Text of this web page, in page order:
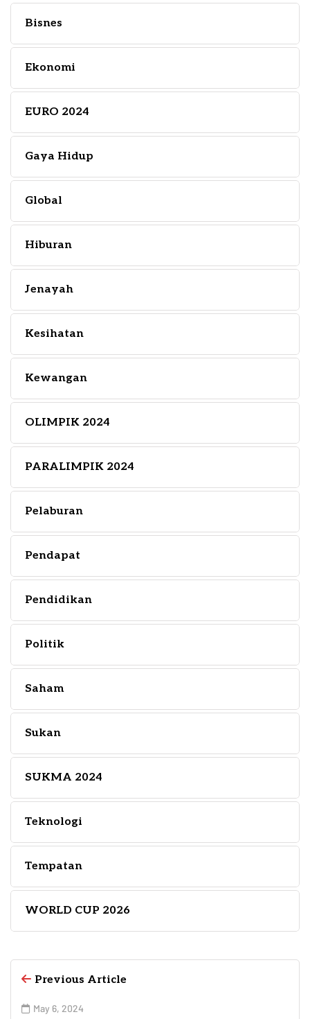
Bisnes
Ekonomi
EURO 2024
Gaya Hidup
Global
Hiburan
Jenayah
Kesihatan
Kewangan
OLIMPIK 2024
PARALIMPIK 2024
Pelaburan
Pendapat
Pendidikan
Politik
Saham
Sukan
SUKMA 2024
Teknologi
Tempatan
WORLD CUP 2026
Previous Article
May 6, 2024